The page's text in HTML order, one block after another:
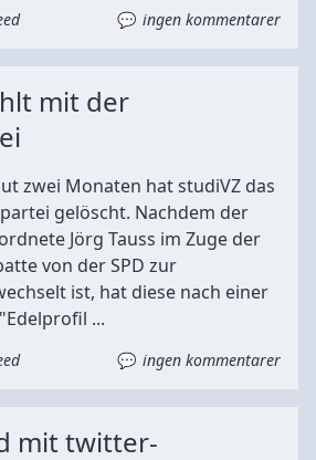
ingen kommentarer
mit der
zwei Monaten hat studiVZ das
gelöscht. Nachdem der
Jörg Tauss im Zuge der
von der SPD zur
ist, hat diese nach einer
...
ingen kommentarer
mit twitter-